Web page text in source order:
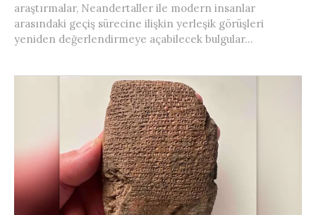
araştırmalar, Neandertaller ile modern insanlar
arasındaki geçiş sürecine ilişkin yerleşik görüşleri
yeniden değerlendirmeye açabilecek bulgular...